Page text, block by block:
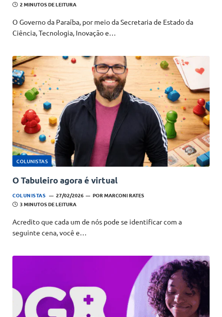
2 MINUTOS DE LEITURA
O Governo da Paraíba, por meio da Secretaria de Estado da
Ciência, Tecnologia, Inovação e…
COLUNISTAS
O Tabuleiro agora é virtual
COLUNISTAS 27/02/2026 PORMARCONI RATES
3 MINUTOS DE LEITURA
Acredito que cada um de nós pode se identificar com a
seguinte cena, você e…